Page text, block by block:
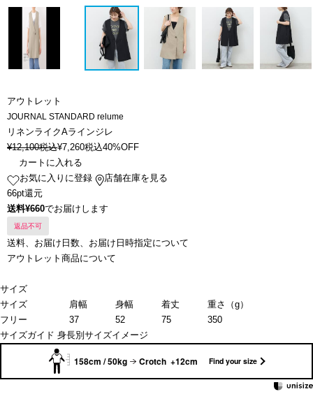
アウトレット
JOURNAL STANDARD relume
リネンライクAラインジレ
¥12,100税込¥7,260税込40%OFF
カートに入れる
お気に入りに登録
店舗在庫を見る
66pt還元
送料¥660でお届けします
返品不可
送料、お届け日数、お届け日時指定について
アウトレット商品について
サイズ
サイズ
肩幅 身幅 着丈
重さ（g）
フリー
37 52 75
350
サイズガイド 身長別サイズイメージ
158cm / 50kg Crotch +12cm Find your size